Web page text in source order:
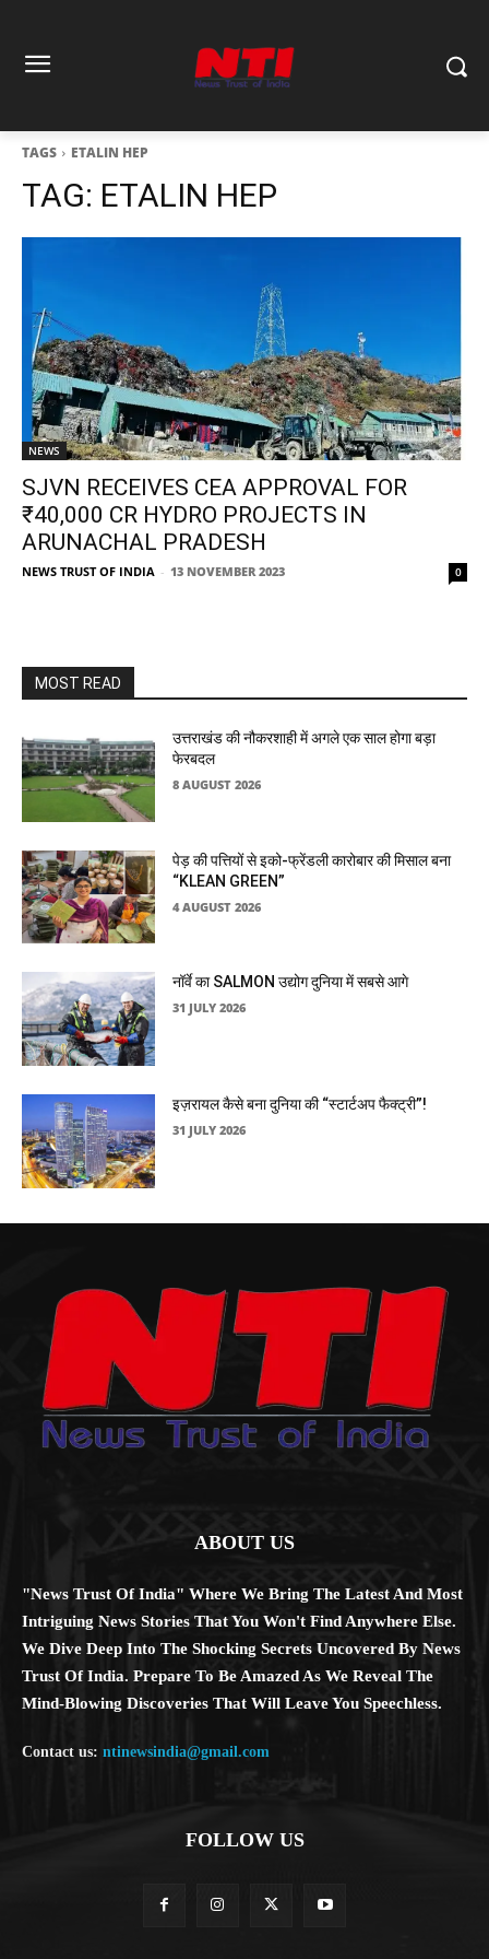
TAGS ETALIN HEP
TAG: ETALIN HEP
NEWS
SJVN RECEIVES CEA APPROVAL FOR
₹40,000 CR HYDRO PROJECTS IN
ARUNACHAL PRADESH
NEWS TRUST OF INDIA - 13 NOVEMBER 2023 0
MOST READ
उत्तराखंड की नौकरशाही में अगले एक साल होगा बड़ा
फेरबदल
8 AUGUST 2026
पेड़ की पत्तियों से इको-फ्रेंडली कारोबार की मिसाल बना
“KLEAN GREEN”
4 AUGUST 2026
नॉर्वे का SALMON उद्योग दुनिया में सबसे आगे
31 JULY 2026
इज़रायल कैसे बना दुनिया की “स्टार्टअप फैक्ट्री”!
31 JULY 2026
ABOUT US
"News Trust Of India" Where We Bring The Latest And Most
Intriguing News Stories That You Won't Find Anywhere Else.
We Dive Deep Into The Shocking Secrets Uncovered By News
Trust Of India. Prepare To Be Amazed As We Reveal The
Mind-Blowing Discoveries That Will Leave You Speechless.
Contact us: ntinewsindia@gmail.com
FOLLOW US